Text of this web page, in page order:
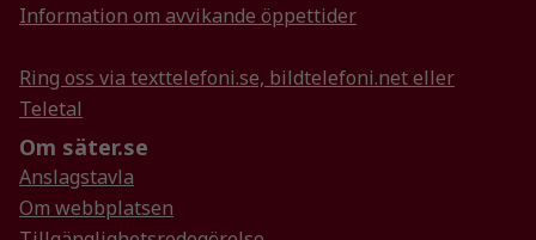
Information om avvikande öppettider
Ring oss via texttelefoni.se, bildtelefoni.net eller
Teletal
Om säter.se
Anslagstavla
Om webbplatsen